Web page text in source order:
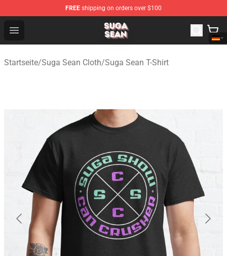
FREE shipping on orders over $100
Open menu
Suga Sean Shop - Official Suga Sean Merchandise Store
Startseite/Suga Sean Cloth/Suga Sean T-Shirt